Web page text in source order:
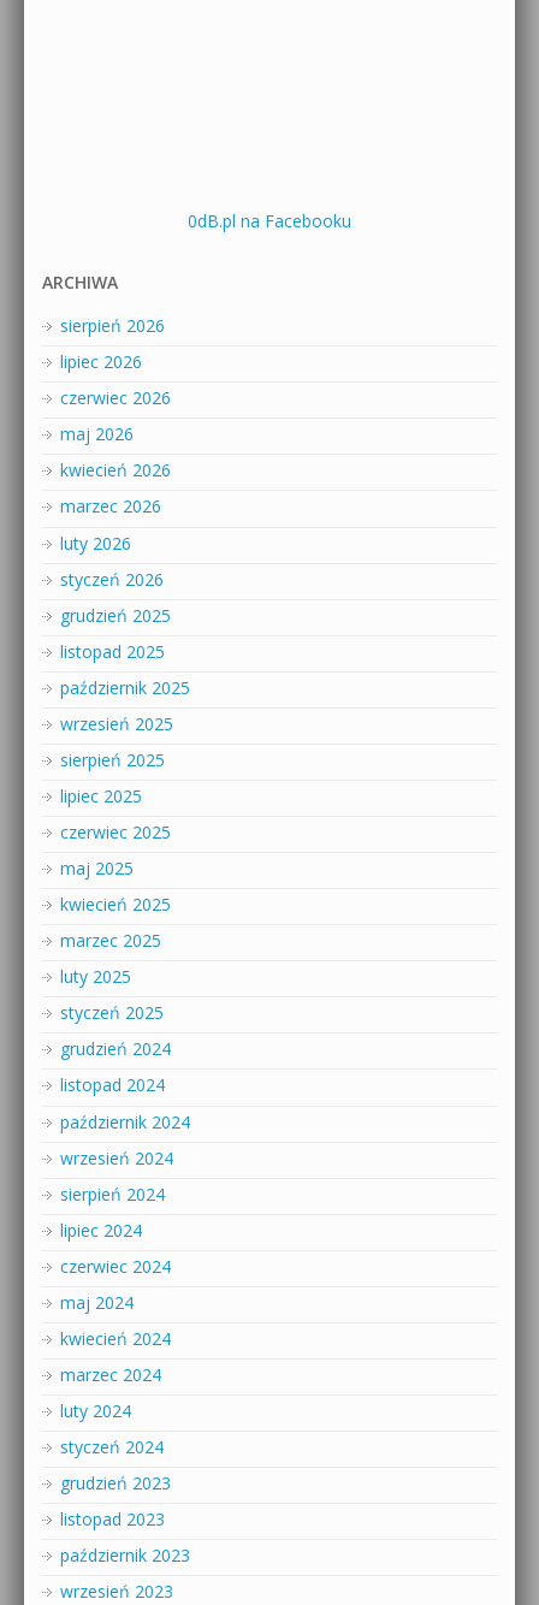
0dB.pl na Facebooku
ARCHIWA
sierpień 2026
lipiec 2026
czerwiec 2026
maj 2026
kwiecień 2026
marzec 2026
luty 2026
styczeń 2026
grudzień 2025
listopad 2025
październik 2025
wrzesień 2025
sierpień 2025
lipiec 2025
czerwiec 2025
maj 2025
kwiecień 2025
marzec 2025
luty 2025
styczeń 2025
grudzień 2024
listopad 2024
październik 2024
wrzesień 2024
sierpień 2024
lipiec 2024
czerwiec 2024
maj 2024
kwiecień 2024
marzec 2024
luty 2024
styczeń 2024
grudzień 2023
listopad 2023
październik 2023
wrzesień 2023